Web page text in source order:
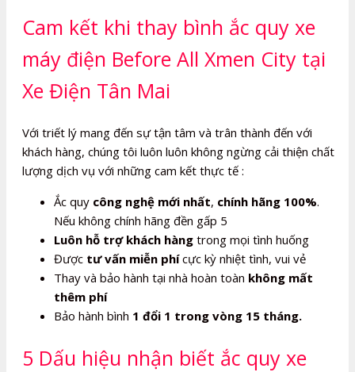
Cam kết khi thay bình ắc quy xe
máy điện Before All Xmen City tại
Xe Điện Tân Mai
Với triết lý mang đến sự tận tâm và trân thành đến với
khách hàng, chúng tôi luôn luôn không ngừng cải thiện chất
lượng dịch vụ với những cam kết thực tế :
Ắc quy công nghệ mới nhất, chính hãng 100%.
Nếu không chính hãng đền gấp 5
Luôn hỗ trợ khách hàng trong mọi tình huống
Được tư vấn miễn phícực kỳ nhiệt tình, vui vẻ
Thay và bảo hành tại nhà hoàn toàn không mất
thêm phí
Bảo hành bình 1 đổi 1 trong vòng 15 tháng.
5 Dấu hiệu nhận biết ắc quy xe